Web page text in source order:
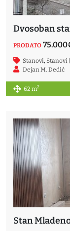
PRODATO
Stanovi Stanovi
Dejan M. Dedić
62 m2